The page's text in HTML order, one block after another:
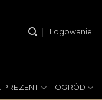
Logowanie
PREZENT OGRÓD